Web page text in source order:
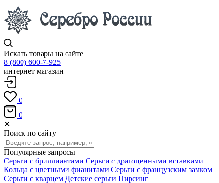
Искать товары на сайте
8 (800) 600-7-925
интернет магазин
0
0
✕
Поиск по сайту
Популярные запросы
Серьги с бриллиантами Серьги с драгоценными вставками
Кольца с цветными фианитами Серьги с французским замком
Серьги с кварцем Детские серьги Пирсинг